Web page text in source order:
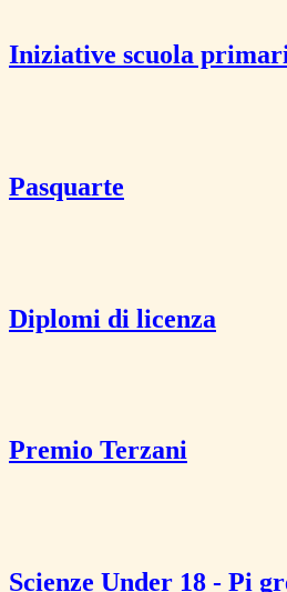
Iniziative scuola
Pasquarte
Diplomi di licenza
Premio Terzani
Scienze Under 18 - Pi